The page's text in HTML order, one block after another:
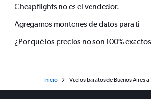
Cheapflights no es el vendedor.
Agregamos montones de datos para ti
¿Por qué los precios no son 100%
Inicio Vuelos baratos de Buenos Aires a